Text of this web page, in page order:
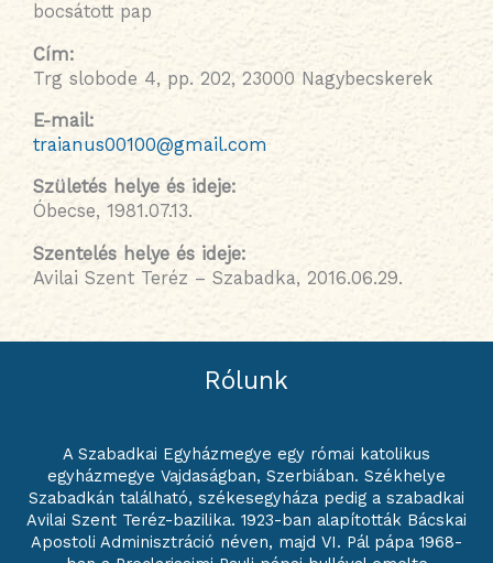
bocsátott pap
Cím:
Trg slobode 4, pp. 202, 23000 Nagybecskerek
E-mail:
traianus00100@gmail.com
Születés helye és ideje:
Óbecse, 1981.07.13.
Szentelés helye és ideje:
Avilai Szent Teréz – Szabadka, 2016.06.29.
Rólunk
A Szabadkai Egyházmegye egy római katolikus
egyházmegye Vajdaságban, Szerbiában. Székhelye
Szabadkán található, székesegyháza pedig a szabadkai
Avilai Szent Teréz-bazilika. 1923-ban alapították Bácskai
Apostoli Adminisztráció néven, majd VI. Pál pápa 1968-